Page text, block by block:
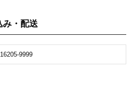
み・配送
16205-9999